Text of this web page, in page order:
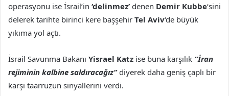
operasyonu ise İsrail’in ‘delinmez’ denen Demir Kubbe‘sini
delerek tarihte birinci kere başşehir Tel Aviv‘de büyük
yıkıma yol açtı.
İsrail Savunma Bakanı Yisrael Katz ise buna karşılık “İran
rejiminin kalbine saldıracağız”diyerek daha geniş çaplı bir
karşı taarruzun sinyallerini verdi.